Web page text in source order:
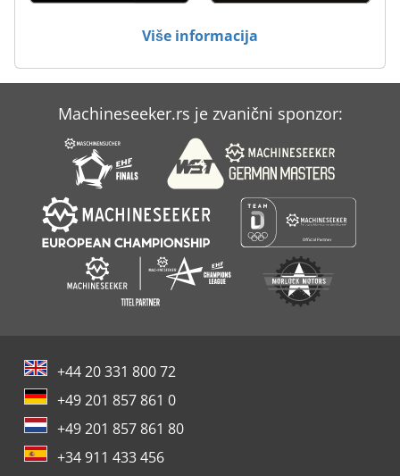
Schur
Wohlenberg 76 Spm
Više informacija
Machineseeker.rs je zvanični sponzor:
+44 20 331 800 72
+49 201 857 861 0
+49 201 857 861 80
+34 911 433 456